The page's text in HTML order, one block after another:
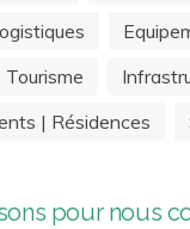
| Résidences
pour nous